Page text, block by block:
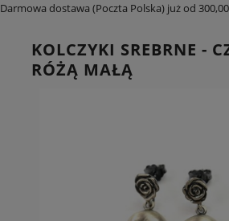
Darmowa dostawa (Poczta Polska) już od 300,00
KOLCZYKI SREBRNE -
RÓŻĄ MAŁĄ